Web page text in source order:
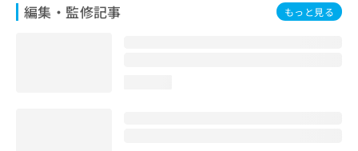
編集・監修記事 もっと見る